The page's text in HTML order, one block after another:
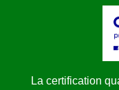
La certification